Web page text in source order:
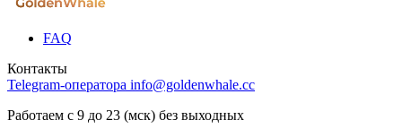
FAQ
Контакты
Telegram-оператора info@goldenwhale.cc
Работаем с 9 до 23 (мск) без выходных